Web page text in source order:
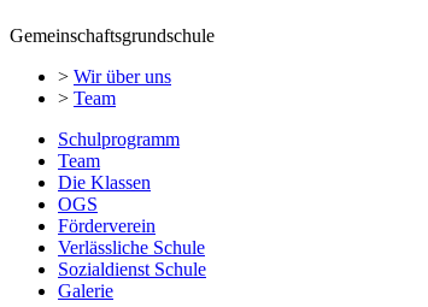
Gemeinschaftsgrundschule
> Wir über uns
> Team
Schulprogramm
Team
Die Klassen
OGS
Förderverein
Verlässliche Schule
Sozialdienst Schule
Galerie